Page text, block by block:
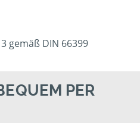
gemäß DIN 66399
PER